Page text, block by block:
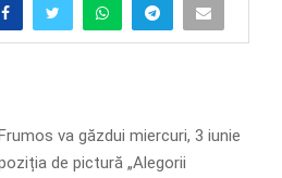
va găzdui miercuri, 3 iunie
de pictură „Alegorii